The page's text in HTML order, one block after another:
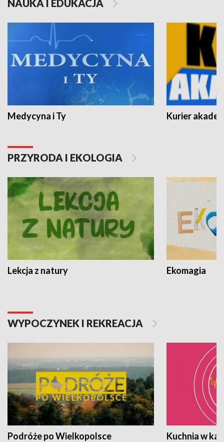
NAUKA I EDUKACJA
Medycyna i Ty Kurier
PRZYRODA I EKOLOGIA
Lekcja z natury Ekomagia
WYPOCZYNEK I REKREACJA
Podróże po Wielkopolsce Kuchnia w